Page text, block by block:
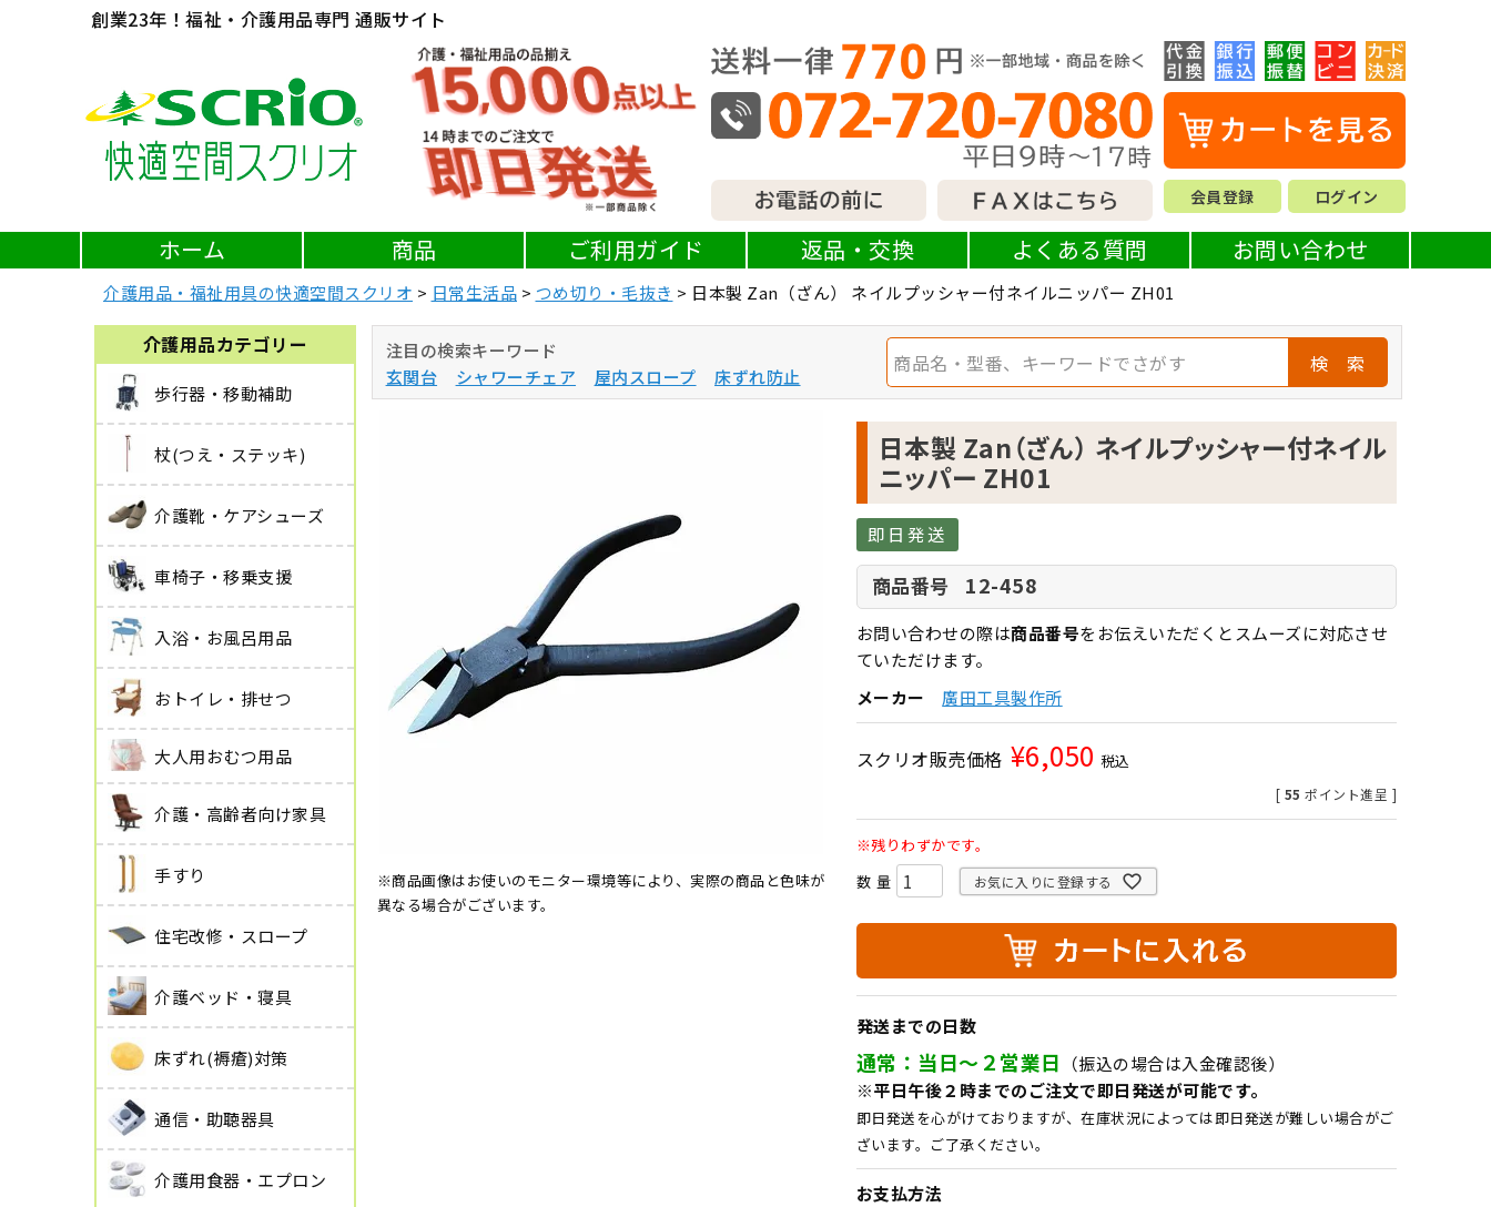
創業23年！福祉・介護用品専門 通販サイト
会員登録 ログイン
ホーム 商品 ご利用ガイド 返品・交換 よくある質問 お問い合わせ
介護用品・福祉用具の快適空間スクリオ 日常生活品 つめ切り・毛抜き 日本製 Zan（ざん） ネイルプッシャー付ネイルニッパー ZH01
介護用品カテゴリー
歩行器・移動補助
杖(つえ・ステッキ)
介護靴・ケアシューズ
車椅子・移乗支援
入浴・お風呂用品
おトイレ・排せつ
大人用おむつ用品
介護・高齢者向け家具
手すり
住宅改修・スロープ
介護ベッド・寝具
床ずれ(褥瘡)対策
通信・助聴器具
介護用食器・エプロン
注目の検索キーワード
玄関台
シャワーチェア 屋内スロープ 床ずれ防止
検 索
※商品画像はお使いのモニター環境等により、実際の商品と色味が
異なる場合がございます。
日本製 Zan（ざん） ネイルプッシャー付ネイル
ニッパー ZH01
即日発送
商品番号 12-458
お問い合わせの際は商品番号をお伝えいただくとスムーズに対応させ
ていただけます。
メーカー
廣田工具製作所
スクリオ販売価格 ¥6,050 税込
[ 55 ポイント進呈 ]
※残りわずかです。
お気に入りに登録する
発送までの日数
通常：当日～２営業日
（振込の場合は入金確認後）
※平日午後２時までのご注文で即日発送が可能です。
即日発送を心がけておりますが、在庫状況によっては即日発送が難しい場合がご
ざいます。ご了承ください。
お支払方法